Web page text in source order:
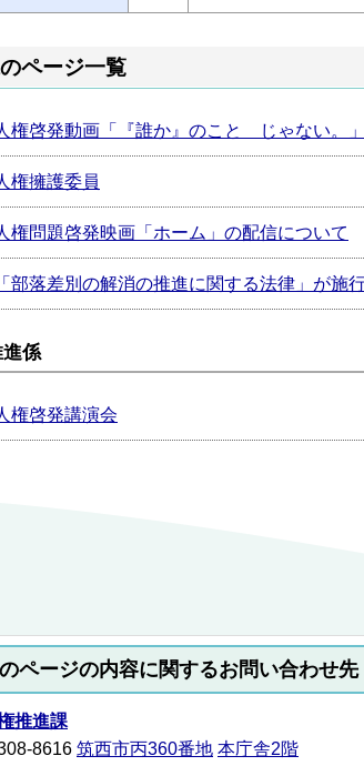
ページ一覧
権啓発動画「『誰か』のこと じゃない。
権擁護委員
権問題啓発映画「ホーム」の配信について
「部落差別の解消の推進に関する法律」が施
係
権啓発講演会
ページの内容に関するお問い合わせ先
推進課
8616 筑西市丙360番地 本庁舎2階